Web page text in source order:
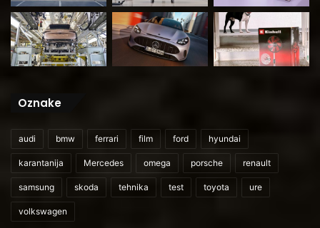
Oznake
audi bmw ferrari film ford hyundai
karantanija Mercedes omega porsche renault
samsung skoda tehnika test toyota ure
volkswagen